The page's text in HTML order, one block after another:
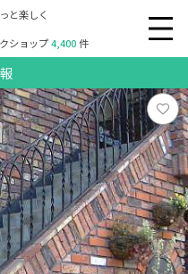
と楽しく
ショップ4,400件